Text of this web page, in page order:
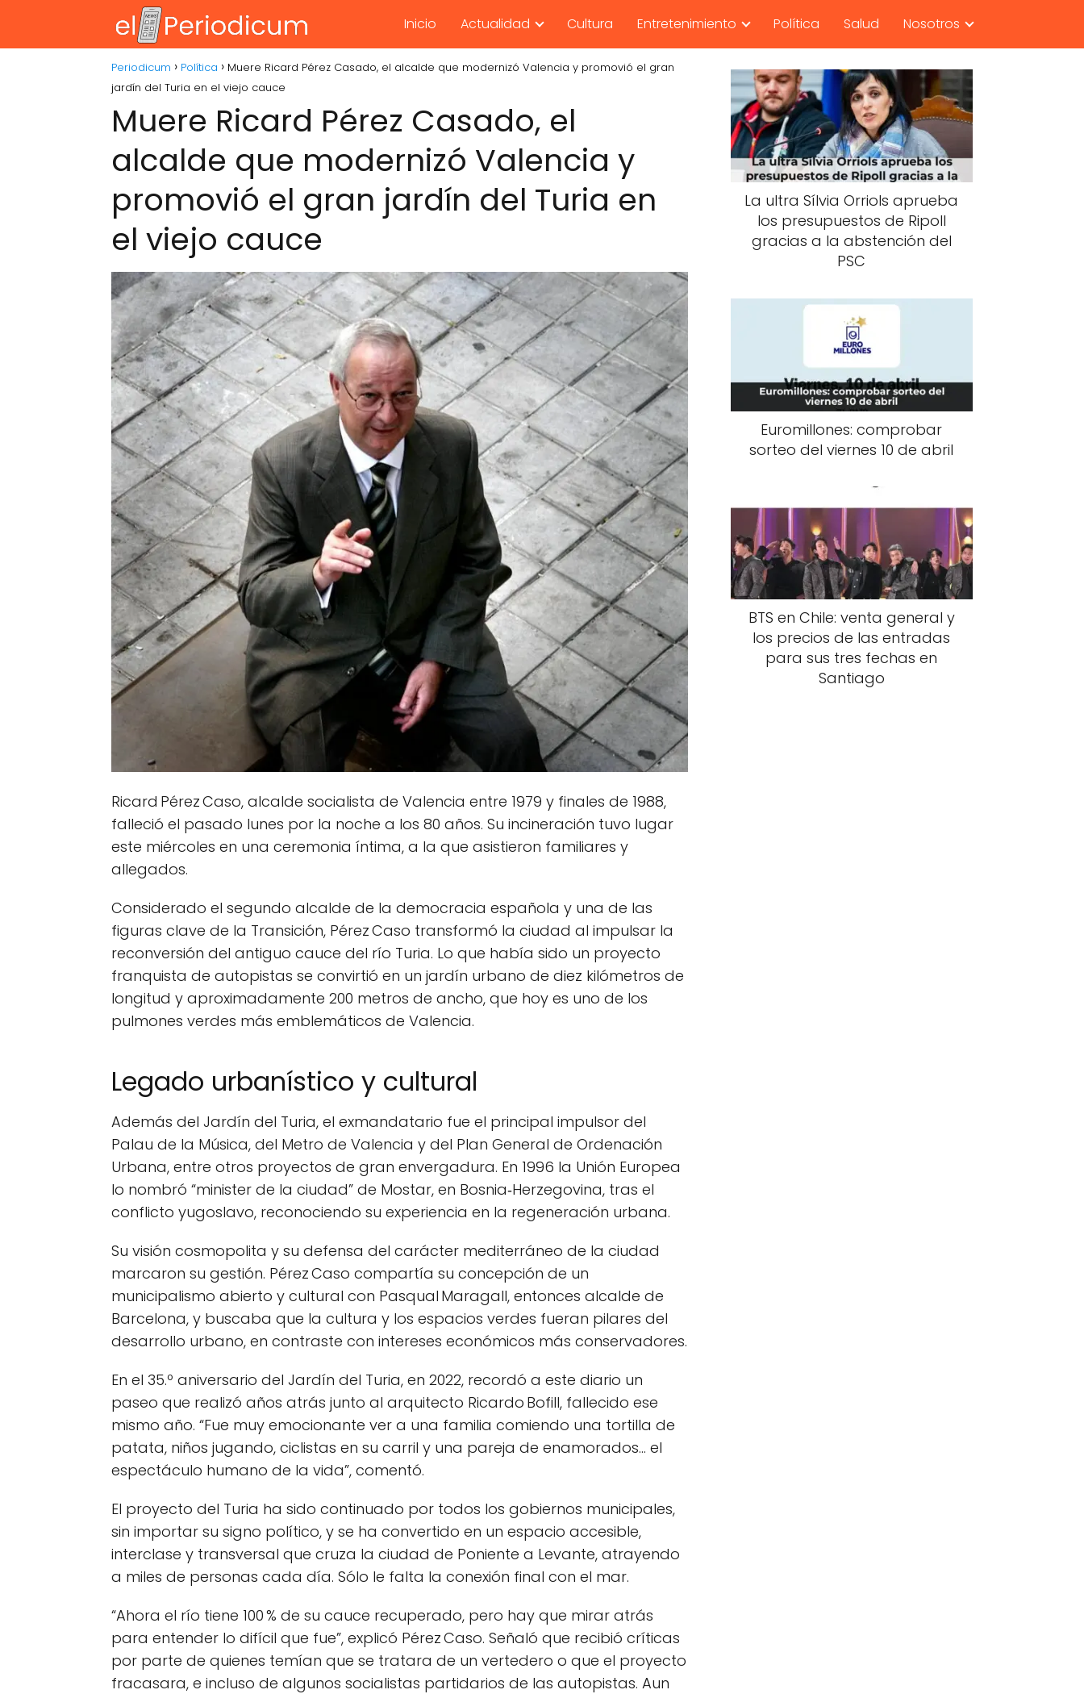
Inicio Actualidad Cultura Entretenimiento Política Salud Nosotros
Periodicum Política
Muere Ricard Pérez Casado, el alcalde que modernizó Valencia y promovió el gran
jardín del Turia en el viejo cauce
Muere Ricard Pérez Casado, el
alcalde que modernizó Valencia y
promovió el gran jardín del Turia en
el viejo cauce
Ricard Pérez Caso, alcalde socialista de Valencia entre 1979 y finales de 1988,
falleció el pasado lunes por la noche a los 80 años. Su incineración tuvo lugar
este miércoles en una ceremonia íntima, a la que asistieron familiares y
allegados.
Considerado el segundo alcalde de la democracia española y una de las
figuras clave de la Transición, Pérez Caso transformó la ciudad al impulsar la
reconversión del antiguo cauce del río Turia. Lo que había sido un proyecto
franquista de autopistas se convirtió en un jardín urbano de diez kilómetros de
longitud y aproximadamente 200 metros de ancho, que hoy es uno de los
pulmones verdes más emblemáticos de Valencia.
Legado urbanístico y cultural
Además del Jardín del Turia, el exmandatario fue el principal impulsor del
Palau de la Música, del Metro de Valencia y del Plan General de Ordenación
Urbana, entre otros proyectos de gran envergadura. En 1996 la Unión Europea
lo nombró “minister de la ciudad” de Mostar, en Bosnia‑Herzegovina, tras el
conflicto yugoslavo, reconociendo su experiencia en la regeneración urbana.
Su visión cosmopolita y su defensa del carácter mediterráneo de la ciudad
marcaron su gestión. Pérez Caso compartía su concepción de un
municipalismo abierto y cultural con Pasqual Maragall, entonces alcalde de
Barcelona, y buscaba que la cultura y los espacios verdes fueran pilares del
desarrollo urbano, en contraste con intereses económicos más conservadores.
En el 35.º aniversario del Jardín del Turia, en 2022, recordó a este diario un
paseo que realizó años atrás junto al arquitecto Ricardo Bofill, fallecido ese
mismo año. “Fue muy emocionante ver a una familia comiendo una tortilla de
patata, niños jugando, ciclistas en su carril y una pareja de enamorados… el
espectáculo humano de la vida”, comentó.
El proyecto del Turia ha sido continuado por todos los gobiernos municipales,
sin importar su signo político, y se ha convertido en un espacio accesible,
interclase y transversal que cruza la ciudad de Poniente a Levante, atrayendo
a miles de personas cada día. Sólo le falta la conexión final con el mar.
“Ahora el río tiene 100 % de su cauce recuperado, pero hay que mirar atrás
para entender lo difícil que fue”, explicó Pérez Caso. Señaló que recibió críticas
por parte de quienes temían que se tratara de un vertedero o que el proyecto
fracasara, e incluso de algunos socialistas partidarios de las autopistas. Aun
La ultra Sílvia Orriols aprueba
los presupuestos de Ripoll
gracias a la abstención del
PSC
Euromillones: comprobar
sorteo del viernes 10 de abril
BTS en Chile: venta general y
los precios de las entradas
para sus tres fechas en
Santiago